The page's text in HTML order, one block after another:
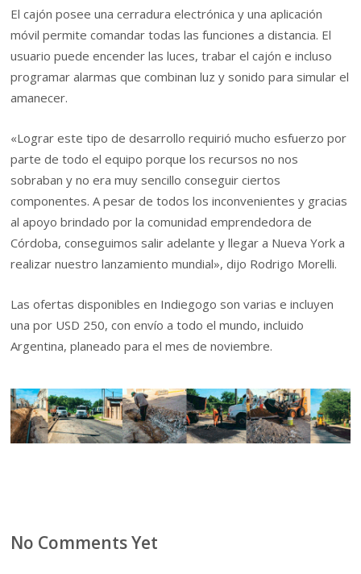
El cajón posee una cerradura electrónica y una aplicación
móvil permite comandar todas las funciones a distancia. El
usuario puede encender las luces, trabar el cajón e incluso
programar alarmas que combinan luz y sonido para simular el
amanecer.
«Lograr este tipo de desarrollo requirió mucho esfuerzo por
parte de todo el equipo porque los recursos no nos
sobraban y no era muy sencillo conseguir ciertos
componentes. A pesar de todos los inconvenientes y gracias
al apoyo brindado por la comunidad emprendedora de
Córdoba, conseguimos salir adelante y llegar a Nueva York a
realizar nuestro lanzamiento mundial», dijo Rodrigo Morelli.
Las ofertas disponibles en Indiegogo son varias e incluyen
una por USD 250, con envío a todo el mundo, incluido
Argentina, planeado para el mes de noviembre.
No Comments Yet